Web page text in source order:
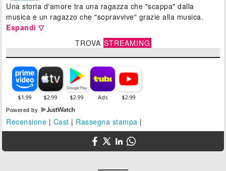
Una storia d'amore tra una ragazza che "scappa" dalla
musica e un ragazzo che "sopravvive" grazie alla musica.
Espandi ▽
TROVA STREAMING
Powered by
Recensione | Cast | Rassegna stampa |